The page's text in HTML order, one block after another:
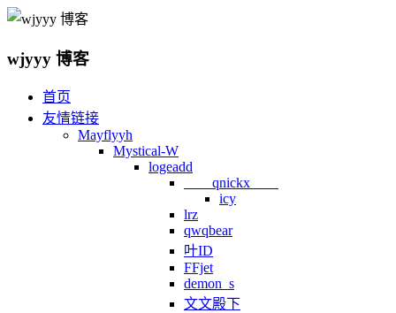
wjyyy 博客
首页
友情链接
Mayflyyh
Mystical-W
logeadd
qnickx
icy
lrz
qwqbear
叶ID
FFjet
demon_s
文文殿下